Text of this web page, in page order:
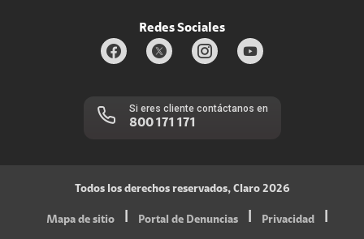
Redes Sociales
Si eres cliente contáctanos en
800 171 171
Todos los derechos reservados, Claro 2026
Mapa de sitio Portal de Denuncias Privacidad